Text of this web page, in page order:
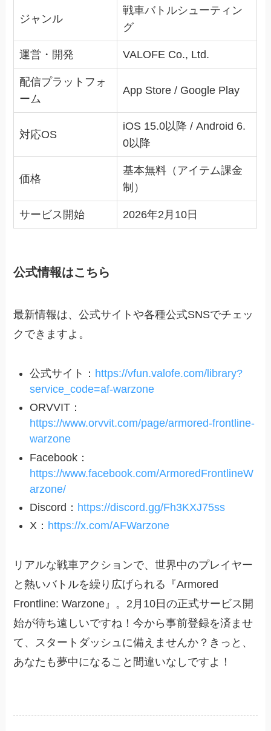
ジャンル
戦車バトルシューティン
グ
運営・開発 VALOFE Co., Ltd.
配信プラットフォ
ーム
App Store / Google Play
対応OS
iOS 15.0以降 / Android 6.
0以降
価格
基本無料（アイテム課金
制）
サービス開始 2026年2月10日
公式情報はこちら
最新情報は、公式サイトや各種公式SNSでチェッ
クできますよ。
公式サイト： https://vfun.valofe.com/library?
service_code=af-warzone
ORVVIT：
https://www.orvvit.com/page/armored-frontline-
warzone
Facebook：
https://www.facebook.com/ArmoredFrontlineW
arzone/
Discord： https://discord.gg/Fh3KXJ75ss
X： https://x.com/AFWarzone
リアルな戦車アクションで、世界中のプレイヤー
と熱いバトルを繰り広げられる『Armored
Frontline: Warzone』。2月10日の正式サービス開
始が待ち遠しいですね！今から事前登録を済ませ
て、スタートダッシュに備えませんか？きっと、
あなたも夢中になること間違いなしですよ！